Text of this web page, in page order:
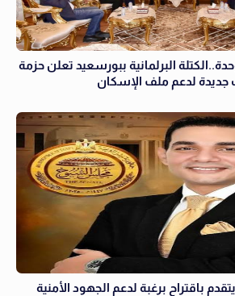
من 7 آلاف وحدة..الكتلة البرلمانية ببورسعيد تعلن حزمة
جديدة لدعم ملف الإسكان
باقتراح برغبة لدعم الجهود الأمنية